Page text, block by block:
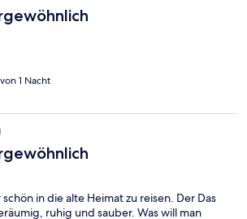
1 Nacht
in die alte Heimat zu reisen. Der Das
ruhig und sauber. Was will man